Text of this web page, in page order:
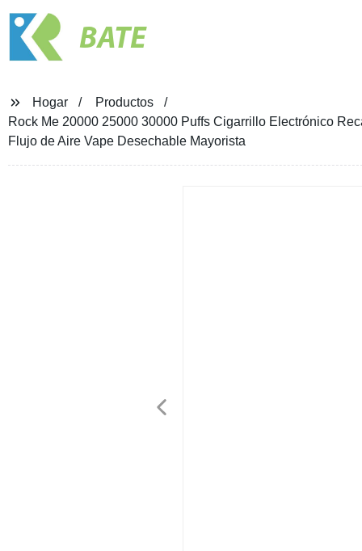
BATE
Hogar
Productos
Rock Me 20000 25000 30000 Puffs Cigarrillo Electrónico
Flujo de Aire Vape Desechable Mayorista